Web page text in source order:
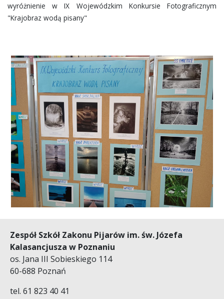
KONTAKT
wyróżnienie w IX Wojewódzkim Konkursie Fotograficznym
"Krajobraz wodą pisany"
Zespół Szkół Zakonu Pijarów im. św. Józefa
Kalasancjusza w Poznaniu
os. Jana III Sobieskiego 114
60-688 Poznań
tel. 61 823 40 41